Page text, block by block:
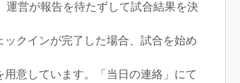
運営が報告を待たずして試合結果を決
クインが完了した場合、試合を始め
意しています。「当日の連絡」にて